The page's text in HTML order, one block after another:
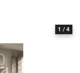
1 / 4